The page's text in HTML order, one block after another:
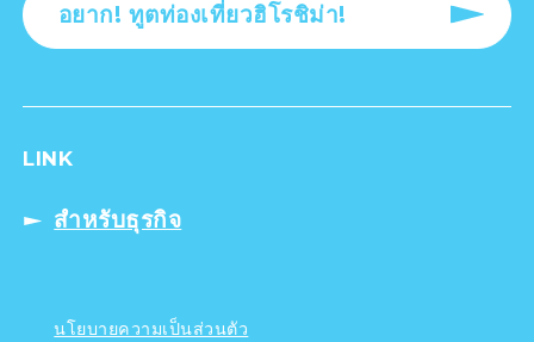
อยาก! ทูตท่องเที่ยวฮิโรชิม่า!
LINK
สำหรับธุรกิจ
นโยบายความเป็นส่วนตัว